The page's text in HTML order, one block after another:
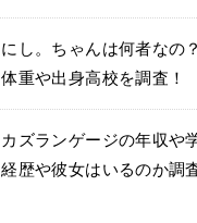
にし。ちゃんは何者なの
体重や出身高校を調査！
カズランゲージの年収や
経歴や彼女はいるのか調